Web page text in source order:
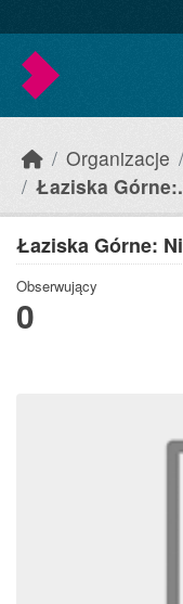
Organizacje
Łaziska
Łaziska Górne:
Obserwujący
0